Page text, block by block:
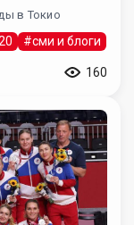
в Токио
#сми и блоги
160